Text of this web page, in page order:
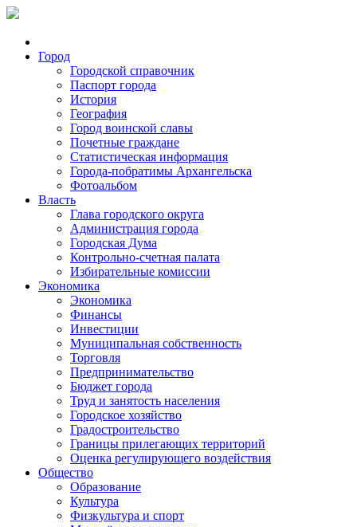
Город
Городской справочник
Паспорт города
История
География
Город воинской славы
Почетные граждане
Статистическая информация
Города-побратимы Архангельска
Фотоальбом
Власть
Глава городского округа
Администрация города
Городская Дума
Контрольно-счетная палата
Избирательные комиссии
Экономика
Экономика
Финансы
Инвестиции
Муниципальная собственность
Торговля
Предпринимательство
Бюджет города
Труд и занятость населения
Городское хозяйство
Градостроительство
Границы прилегающих территорий
Оценка регулирующего воздействия
Общество
Образование
Культура
Физкультура и спорт